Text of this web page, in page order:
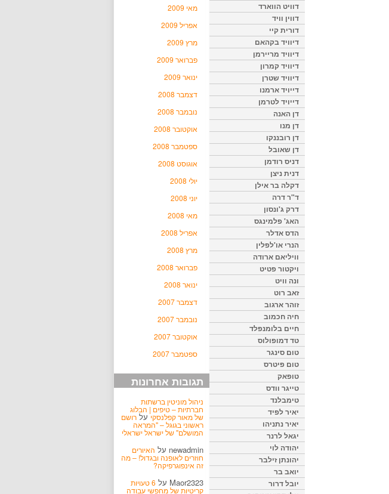
מאי 2009
אפריל 2009
מרץ 2009
פברואר 2009
ינואר 2009
דצמבר 2008
נובמבר 2008
אוקטובר 2008
ספטמבר 2008
אוגוסט 2008
יולי 2008
יוני 2008
מאי 2008
אפריל 2008
מרץ 2008
פברואר 2008
ינואר 2008
דצמבר 2007
נובמבר 2007
אוקטובר 2007
ספטמבר 2007
תגובות אחרונות
ניהול מוניטין ברשתות
חברתיות – טיפים | הבלוג
של מאור קפלנסקיעל רושם
ראשוני בגוגל – "המראה
המושלם" של ישראל ישראלי
newadmin על האיורים
חוזרים לאופנה ובגדול! – מה
זה אינפוגרפיקה?
Maor2323 על 6 טעויות
קריטיות של מחפשי עבודה
דוויט הווארד
דווין וויד
דורית קיי
דיוויד בקהאם
דיוויד מריירמן
דיוויד קמרון
דיוויד שטרן
דייויד ארמנו
דייויד לטרמן
דן האנה
דן מנו
דן רובננקו
דן שאובל
דניס רודמן
דנית ניצן
דקלה בר אילן
ד"ר דרה
דרק ג'ונסון
האג' פלמינגס
הדס אדלר
הנרי או'לפלין
וויליאם ארודה
ויקטור פטיט
ונה וויט
זאב רוט
זוהר ארגוב
חיה חכמוב
חיים בלומנפלד
טד דמופולוס
טום סינגר
טום פיטרס
טופאק
טייגר וודס
טימבלנד
יאיר לפיד
יאיר נתניהו
יגאל לרנר
יהודה לוי
יהונתן זילבר
יואב בר
יובל דרור